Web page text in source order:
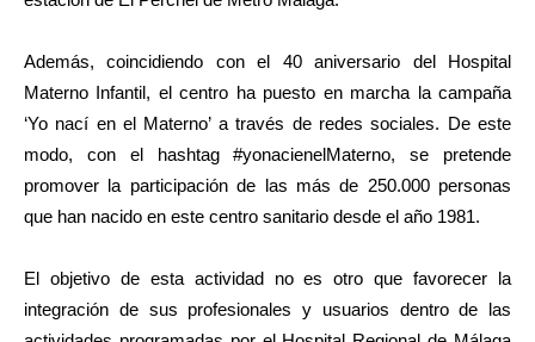
Además, coincidiendo con el 40 aniversario del Hospital
Materno Infantil, el centro ha puesto en marcha la campaña
‘Yo nací en el Materno’ a través de redes sociales. De este
modo, con el hashtag #yonacienelMaterno, se pretende
promover la participación de las más de 250.000 personas
que han nacido en este centro sanitario desde el año 1981.
El objetivo de esta actividad no es otro que favorecer la
integración de sus profesionales y usuarios dentro de las